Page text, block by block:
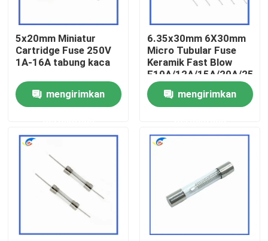
Rumah
Produk
Video
Tentang Kami
5x20mm Miniatur
Cartridge Fuse 250V
1A-16A tabung kaca
mengirimkan
6.35x30mm 6X30mm
Micro Tubular Fuse
Keramik Fast Blow
F10A/12A/15A/20A/25A/
Pin Double Cap
mengirimkan